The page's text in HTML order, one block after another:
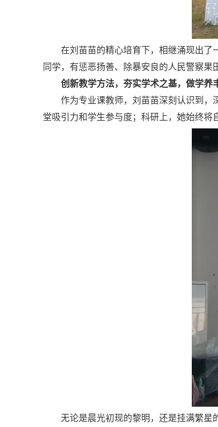
在刘苗苗的精心培育下，相继涌现出了
同学，有惩恶扬善、除暴安良的人民警察果
创新教学方法，夯实学术之基，做学养
作为专业课教师，刘苗苗深刻认识到，
堂吸引力和学生参与度；科研上，她始终将
无论是晨光初现的黎明，还是挂满繁星